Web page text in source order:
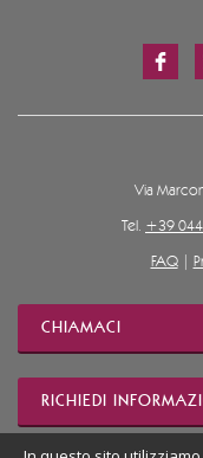
Via
Tel. +39
FAQ|
CHIAMACI
RICHIEDI